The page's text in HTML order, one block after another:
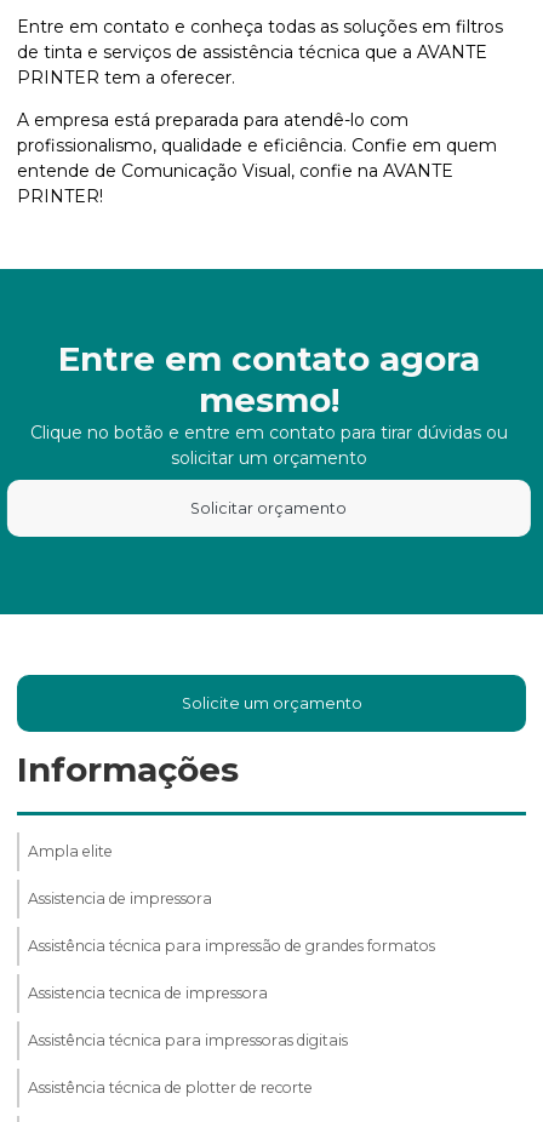
Entre em contato e conheça todas as soluções em filtros
de tinta e serviços de assistência técnica que a AVANTE
PRINTER tem a oferecer.
A empresa está preparada para atendê-lo com
profissionalismo, qualidade e eficiência. Confie em quem
entende de Comunicação Visual, confie na AVANTE
PRINTER!
Entre em contato agora
mesmo!
Clique no botão e entre em contato para tirar dúvidas ou
solicitar um orçamento
Solicitar orçamento
Solicite um orçamento
Informações
Ampla elite
Assistencia de impressora
Assistência técnica para impressão de grandes formatos
Assistencia tecnica de impressora
Assistência técnica para impressoras digitais
Assistência técnica de plotter de recorte